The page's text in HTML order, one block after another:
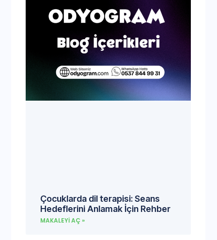
Çocuklarda dil terapisi: Seans
Hedeflerini Anlamak İçin Rehber
MAKALEYI AÇ »